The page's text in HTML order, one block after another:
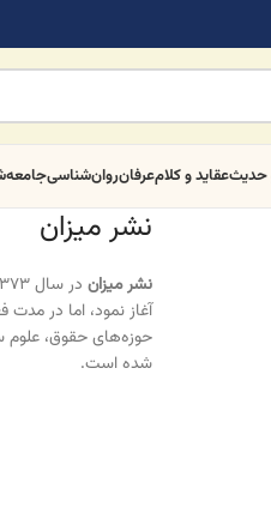
حدیثعقاید و کلامعرفانروان‌شناسی
نشر میزان
نشر میزان در سال ۱۳۷۳ با مدیریت
آغاز نمود، اما در
حوزه‌های حقوق، علوم
شده است.